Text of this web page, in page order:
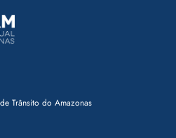
Trânsito do Amazonas